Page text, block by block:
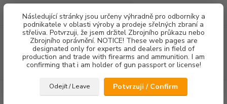
Následující stránky jsou určeny výhradně pro odborníky a
podnikatele v oblasti výroby a prodeje sřelných zbraní a
střeliva. Potvrzuji, že jsem držitel Zbrojního průkazu nebo
Zbrojního oprávnění. NOTICE! These web pages are
designated only for experts and dealers in field of
production and trade with firearms and ammunition. I am
confirming that i am holder of gun passport or license!
Odejít / Leave Potvrzuji / Confirm
Menu
Hledat
za0,00 Kč
Stavitelné hledí CZ P-10 FO